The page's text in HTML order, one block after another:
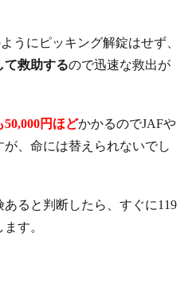
うにピッキング解錠はせず、
て救助するので迅速な救出が
円ほどかかるのでJAFや
、命には替えられないでし
ると判断したら、すぐに119
す。